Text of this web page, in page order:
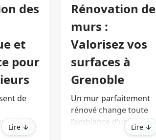
des
et
pour
de
Lire ↓
Rénovation
murs :
Valorisez vos
surfaces à
Grenoble
Un mur parfaitement
rénové change toute
l’ambiance d’une pièce.
Notre service de
Lire ↓